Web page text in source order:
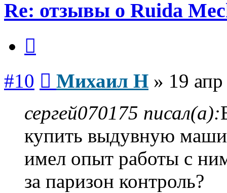
Re: отзывы о Ruida
#10 Михаил Н » 19
сергей070175 писал(а):
купить выдувную
имел опыт работы с
за паризон контроль?